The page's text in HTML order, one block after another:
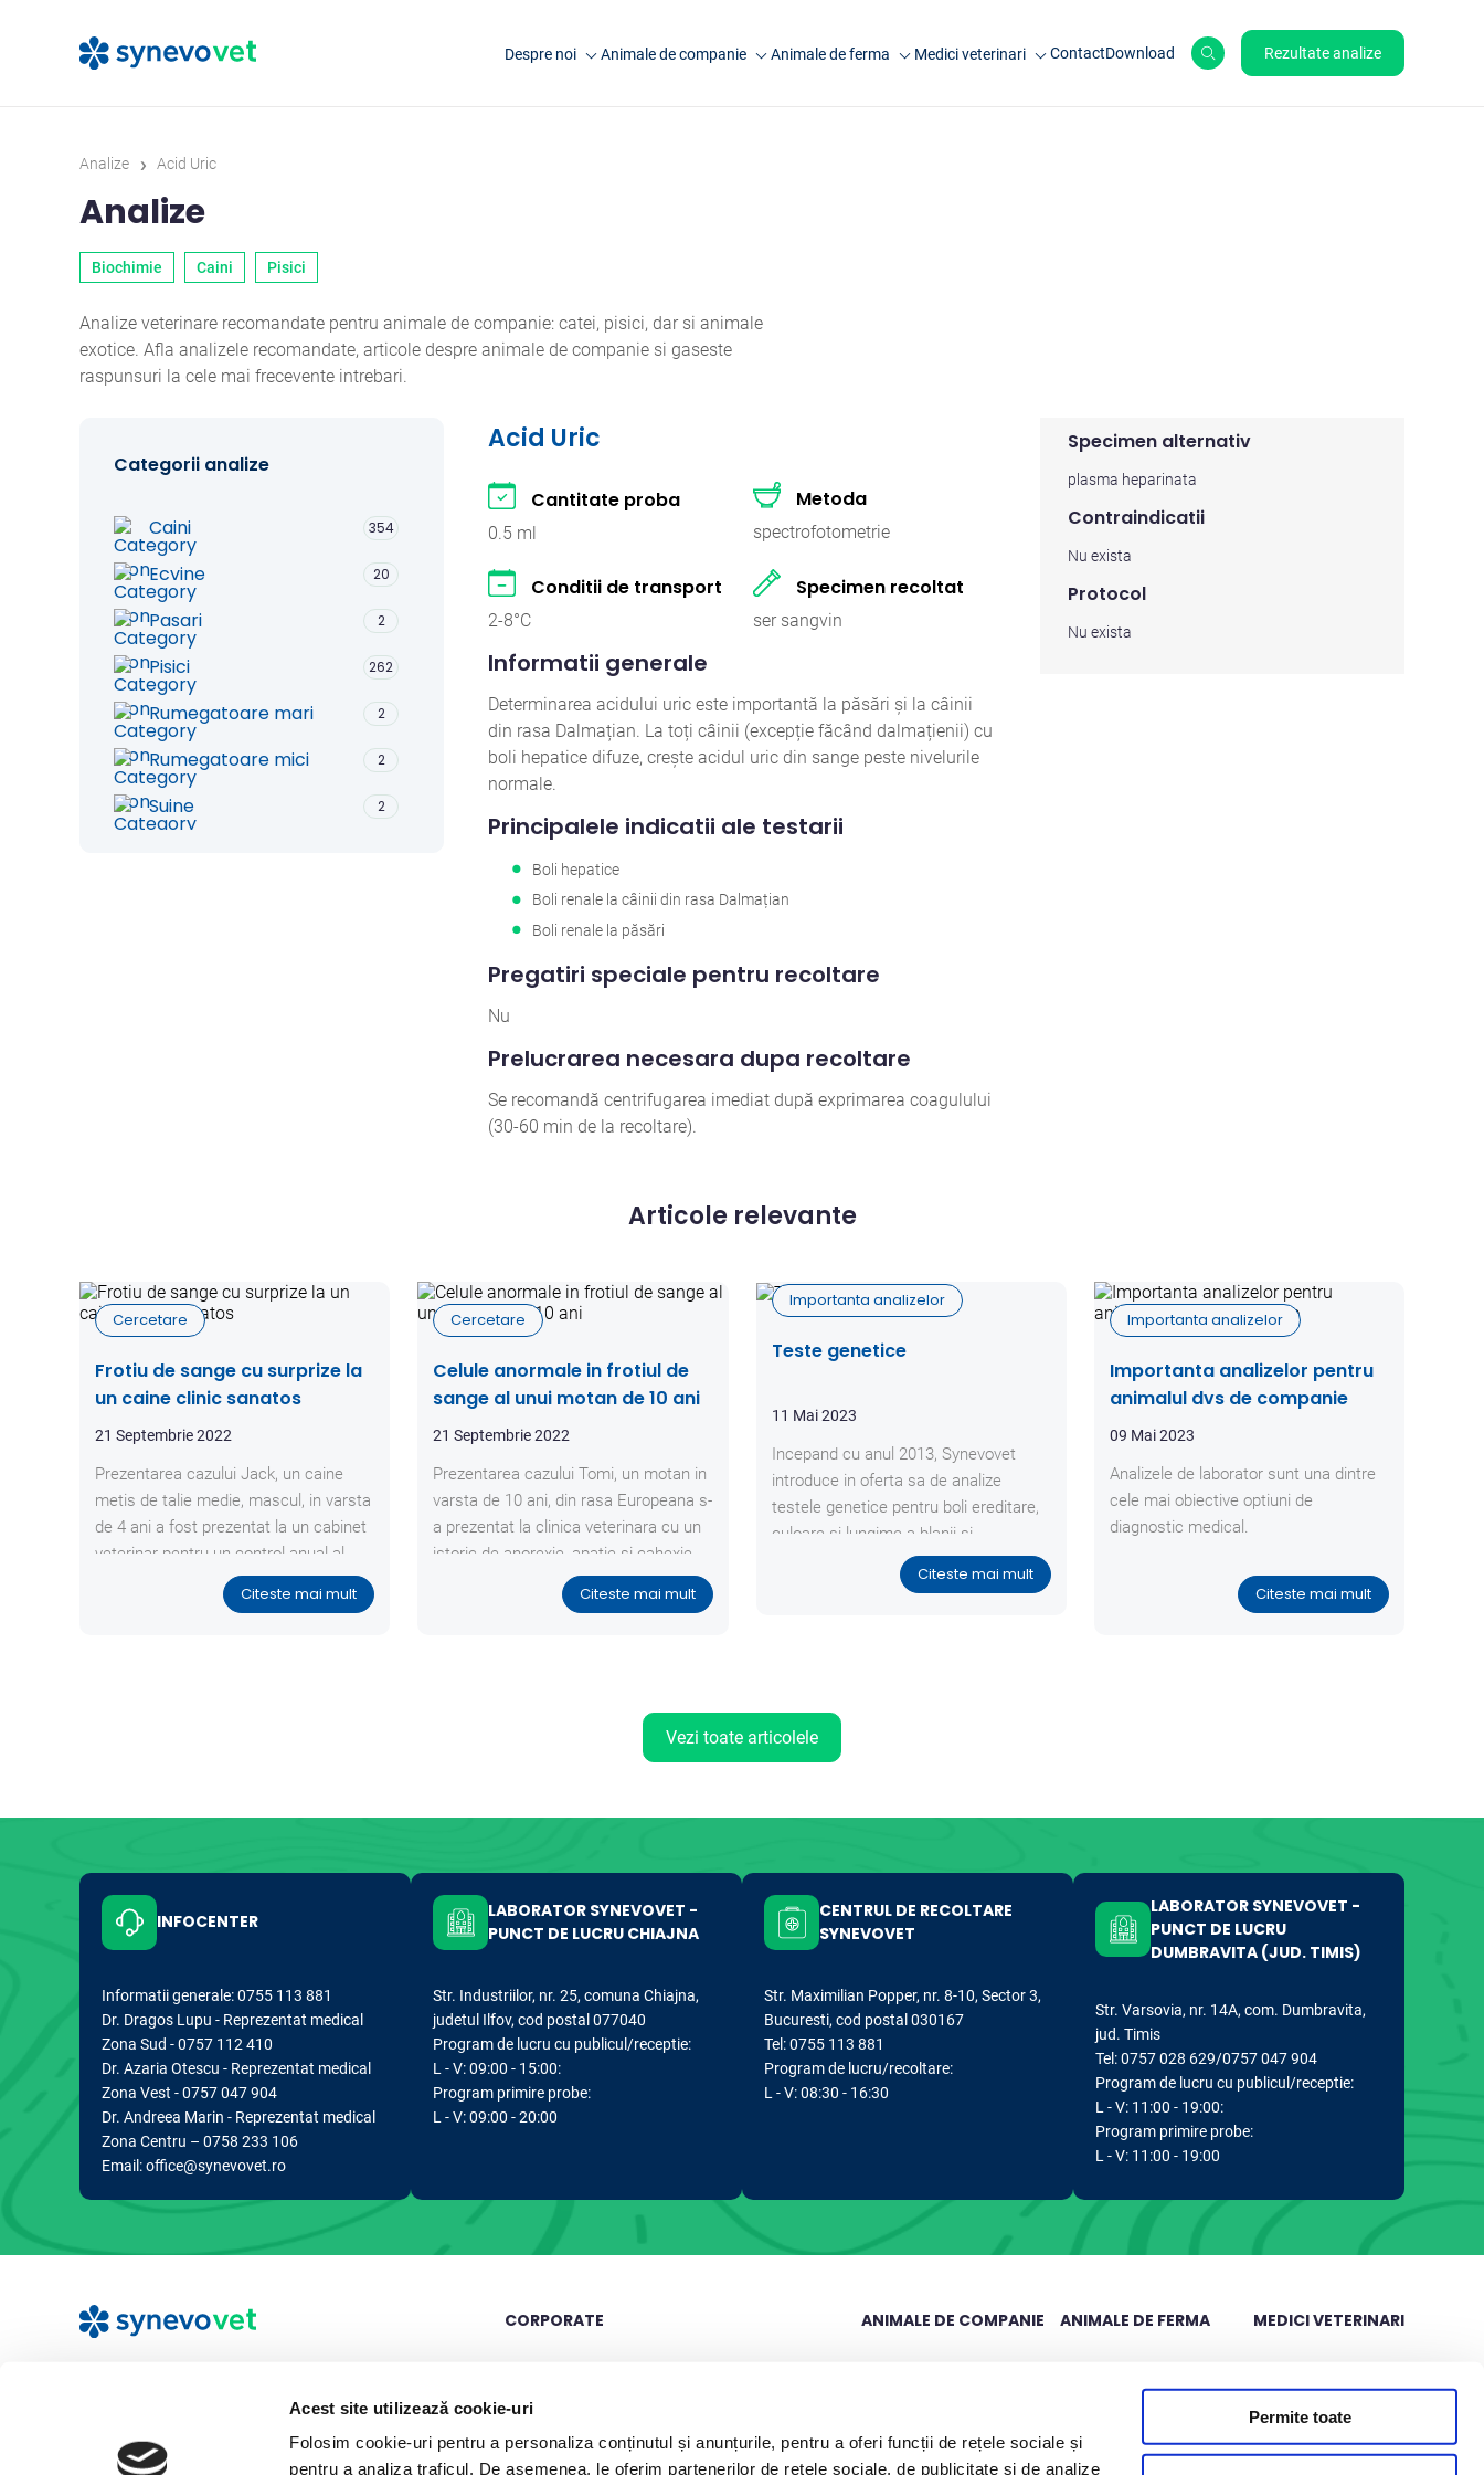
Acest site utilizează cookie-uri
Folosim cookie-uri pentru a personaliza conținutul și anunțurile, pentru a oferi funcții de rețele sociale și
pentru a analiza traficul. De asemenea, le oferim partenerilor de rețele sociale, de publicitate și de analize
Permite toate
Despre noi
FAQ
Cercetare
Animale de companie Animale de ferma Medici veterinari ContactDownload Rezultate analize
Analize › Acid Uric
Analize
Biochimie Caini Pisici
Analize veterinare recomandate pentru animale de companie: catei, pisici, dar si animale
exotice. Afla analizele recomandate, articole despre animale de companie si gaseste
raspunsuri la cele mai frecevente intrebari.
Categorii analize
Caini 354
Ecvine 20
Pasari 2
Pisici 262
Rumegatoare mari 2
Rumegatoare mici 2
Suine 2
Acid Uric
Cantitate proba
0.5 ml
Metoda
spectrofotometrie
Conditii de transport
2-8°C
Specimen recoltat
ser sangvin
Informatii generale
Determinarea acidului uric este importantă la păsări și la câinii
din rasa Dalmațian. La toți câinii (excepție făcând dalmațienii) cu
boli hepatice difuze, crește acidul uric din sange peste nivelurile
normale.
Principalele indicatii ale testarii
Boli hepatice
Boli renale la câinii din rasa Dalmațian
Boli renale la păsări
Pregatiri speciale pentru recoltare
Nu
Prelucrarea necesara dupa recoltare
Se recomandă centrifugarea imediat după exprimarea coagulului
(30-60 min de la recoltare).
Specimen alternativ
plasma heparinata
Contraindicatii
Nu exista
Protocol
Nu exista
Articole relevante
Cercetare
Frotiu de sange cu surprize la
un caine clinic sanatos
21 Septembrie 2022
Prezentarea cazului Jack, un caine
metis de talie medie, mascul, in varsta
de 4 ani a fost prezentat la un cabinet
veterinar pentru un control anual al
Citeste mai mult
Cercetare
Celule anormale in frotiul de
sange al unui motan de 10 ani
21 Septembrie 2022
Prezentarea cazului Tomi, un motan in
varsta de 10 ani, din rasa Europeana s-
a prezentat la clinica veterinara cu un
istoric de anorexie, apatie si cahexie,
fara a prezenta imbunatatiri ale starii
generale dupa un tratament anterior.
Citeste mai mult
Importanta analizelor
Teste genetice
11 Mai 2023
Incepand cu anul 2013, Synevovet
introduce in oferta sa de analize
testele genetice pentru boli ereditare,
culoare si lungime a blanii si
Citeste mai mult
Importanta analizelor
Importanta analizelor pentru
animalul dvs de companie
09 Mai 2023
Analizele de laborator sunt una dintre
cele mai obiective optiuni de
diagnostic medical.
Citeste mai mult
Vezi toate articolele
INFOCENTER
Informatii generale: 0755 113 881
Dr. Dragos Lupu - Reprezentat medical
Zona Sud - 0757 112 410
Dr. Azaria Otescu - Reprezentat medical
Zona Vest - 0757 047 904
Dr. Andreea Marin - Reprezentat medical
Zona Centru – 0758 233 106
Email: office@synevovet.ro
LABORATOR SYNEVOVET -
PUNCT DE LUCRU CHIAJNA
Str. Industriilor, nr. 25, comuna Chiajna,
judetul Ilfov, cod postal 077040
Program de lucru cu publicul/receptie:
L - V: 09:00 - 15:00:
Program primire probe:
L - V: 09:00 - 20:00
CENTRUL DE RECOLTARE
SYNEVOVET
Str. Maximilian Popper, nr. 8-10, Sector 3,
Bucuresti, cod postal 030167
Tel: 0755 113 881
Program de lucru/recoltare:
L - V: 08:30 - 16:30
LABORATOR SYNEVOVET -
PUNCT DE LUCRU
DUMBRAVITA (JUD. TIMIS)
Str. Varsovia, nr. 14A, com. Dumbravita,
jud. Timis
Tel: 0757 028 629/0757 047 904
Program de lucru cu publicul/receptie:
L - V: 11:00 - 19:00:
Program primire probe:
L - V: 11:00 - 19:00
All rights reserved Synevovet Romania.
CORPORATE
Laborator Synevovet
Centrul de recoltare
Intrebari frecvente
ANIMALE DE COMPANIE
Analize animale exotice
ANIMALE DE FERMA
Analize suine
MEDICI VETERINARI